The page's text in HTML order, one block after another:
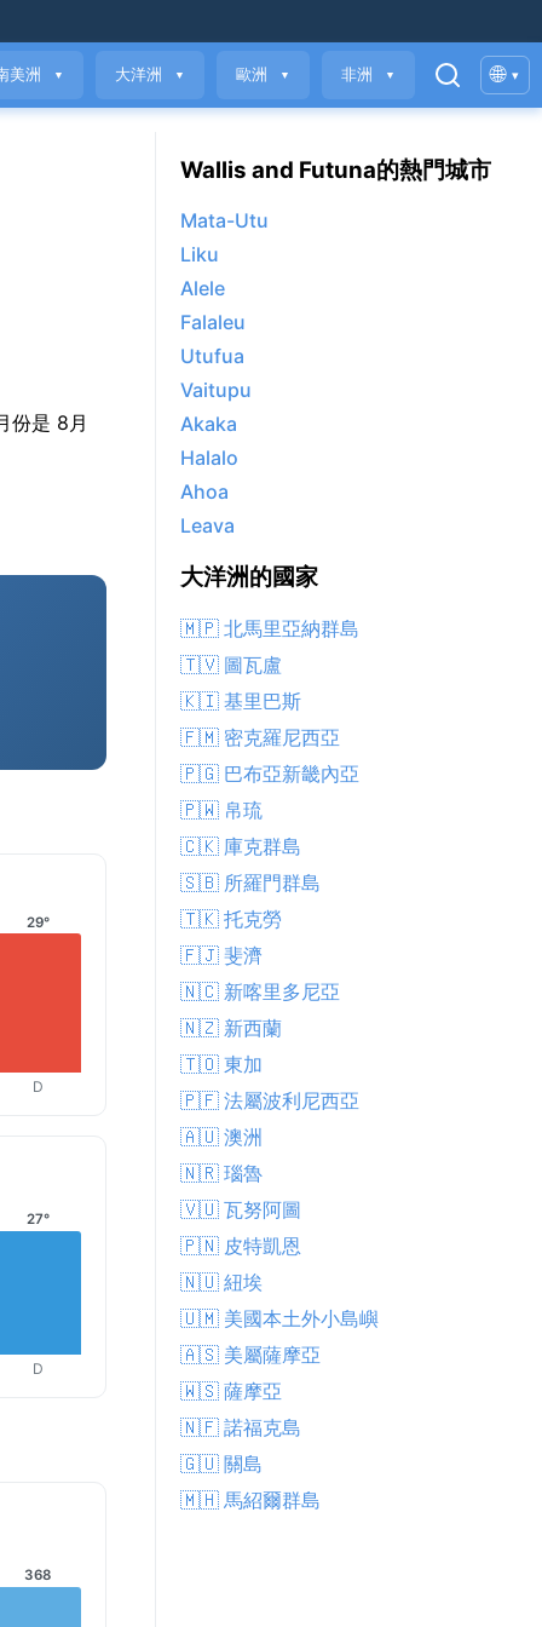
美洲 ▼ 大洋洲 ▼ 歐洲 ▼ 非洲 ▼ 🌐 ▾
份是 8月
29°
D
27°
D
368
Wallis and Futuna的熱門城市
Mata-Utu
Liku
Alele
Falaleu
Utufua
Vaitupu
Akaka
Halalo
Ahoa
Leava
大洋洲的國家
🇲🇵 北馬里亞納群島
🇹🇻 圖瓦盧
🇰🇮 基里巴斯
🇫🇲 密克羅尼西亞
🇵🇬 巴布亞新畿內亞
🇵🇼 帛琉
🇨🇰 庫克群島
🇸🇧 所羅門群島
🇹🇰 托克勞
🇫🇯 斐濟
🇳🇨 新喀里多尼亞
🇳🇿 新西蘭
🇹🇴 東加
🇵🇫 法屬波利尼西亞
🇦🇺 澳洲
🇳🇷 瑙魯
🇻🇺 瓦努阿圖
🇵🇳 皮特凱恩
🇳🇺 紐埃
🇺🇲 美國本土外小島嶼
🇦🇸 美屬薩摩亞
🇼🇸 薩摩亞
🇳🇫 諾福克島
🇬🇺 關島
🇲🇭 馬紹爾群島